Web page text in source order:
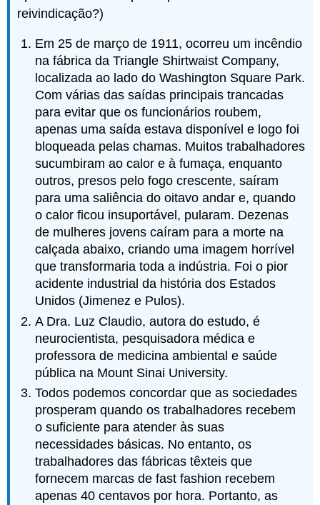
reivindicação?)
Em 25 de março de 1911, ocorreu um incêndio
na fábrica da Triangle Shirtwaist Company,
localizada ao lado do Washington Square Park.
Com várias das saídas principais trancadas
para evitar que os funcionários roubem,
apenas uma saída estava disponível e logo foi
bloqueada pelas chamas. Muitos trabalhadores
sucumbiram ao calor e à fumaça, enquanto
outros, presos pelo fogo crescente, saíram
para uma saliência do oitavo andar e, quando
o calor ficou insuportável, pularam. Dezenas
de mulheres jovens caíram para a morte na
calçada abaixo, criando uma imagem horrível
que transformaria toda a indústria. Foi o pior
acidente industrial da história dos Estados
Unidos (Jimenez e Pulos).
A Dra. Luz Claudio, autora do estudo, é
neurocientista, pesquisadora médica e
professora de medicina ambiental e saúde
pública na Mount Sinai University.
Todos podemos concordar que as sociedades
prosperam quando os trabalhadores recebem
o suficiente para atender às suas
necessidades básicas. No entanto, os
trabalhadores das fábricas têxteis que
fornecem marcas de fast fashion recebem
apenas 40 centavos por hora. Portanto, as